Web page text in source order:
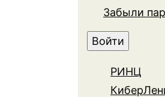
Забыли
РИНЦ